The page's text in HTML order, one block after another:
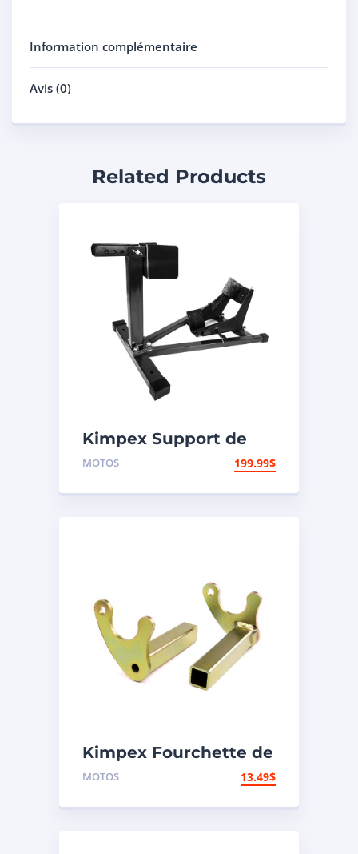
Information complémentaire
Avis (0)
Related Products
Kimpex Support de
pneu
MOTOS 199.99$
Kimpex Fourchette de
support de
MOTOS 13.49$